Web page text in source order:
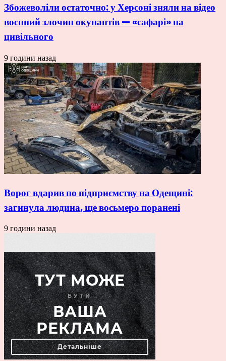
Збожеволіли остаточно: у Херсоні зняли на відео
воєнний злочин окупантів — «сафарі» на
цивільного
9 години назад
Ворог вдарив по підприємству на Одещині:
загинула людина, ще восьмеро поранені
9 години назад